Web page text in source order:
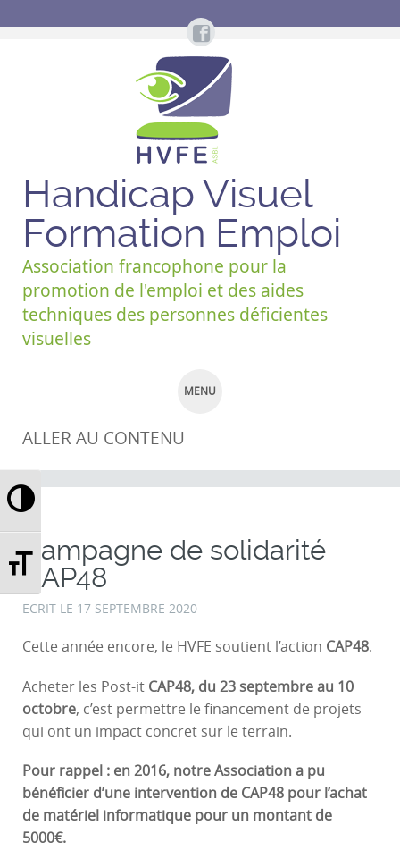
Passer en contraste élevé
Changer la taille de la police
Handicap Visuel
Formation Emploi
Association francophone pour la
promotion de l'emploi et des aides
techniques des personnes déficientes
visuelles
MENU
ALLER AU CONTENU
Campagne de solidarité
CAP48
ECRIT LE 17 SEPTEMBRE 2020
Cette année encore, le HVFE soutient l’action CAP48.
Acheter les Post-it CAP48, du 23 septembre au 10
octobre, c’est permettre le financement de projets
qui ont un impact concret sur le terrain.
Pour rappel : en 2016, notre Association a pu
bénéficier d’une intervention de CAP48 pour l’achat
de matériel informatique pour un montant de
5000€.